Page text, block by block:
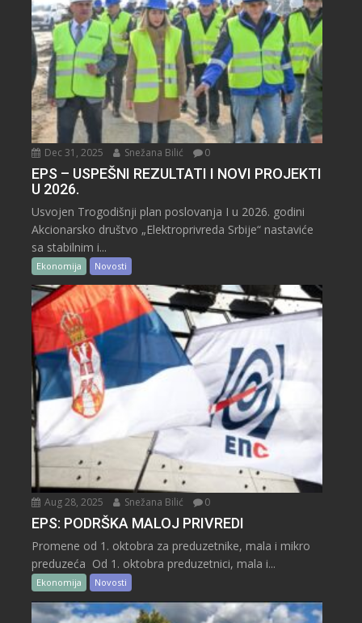
Dec 31, 2025 Snežana Bilić 0
EPS – USPEŠNI REZULTATI I NOVI PROJEKTI
U 2026.
Usvojen Trogodišnji plan poslovanja I u 2026. godini
Akcionarsko društvo „Elektroprivreda Srbije“ nastaviće
sa stabilnim i...
Ekonomija Novosti
Aug 28, 2025 Snežana Bilić 0
EPS: PODRŠKA MALOJ PRIVREDI
Promene od 1. oktobra za preduzetnike, mala i mikro
preduzeća Od 1. oktobra preduzetnici, mala i...
Ekonomija Novosti